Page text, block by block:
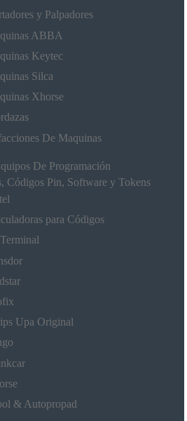
y Palpadores
ABBA
Keytec
Silca
Xhorse
De Maquinas
De Programación
Códigos Pin, Software y Tokens
para Códigos
Upa Original
& Autopropad